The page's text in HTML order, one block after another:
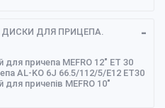
ДИСКИ ДЛЯ ПРИЦЕПА.
причепа MEFRO 12" ET 30
AL-KO 6J 66.5/112/5/E12 ЕТ30
причепів MEFRO 10"